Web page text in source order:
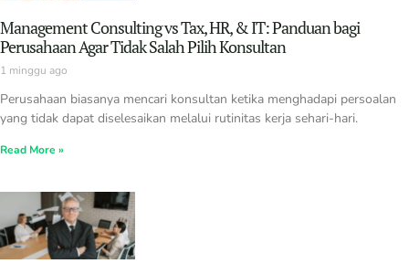
Management Consulting vs Tax, HR, & IT: Panduan bagi
Perusahaan Agar Tidak Salah Pilih Konsultan
1 minggu ago
Perusahaan biasanya mencari konsultan ketika menghadapi persoalan
yang tidak dapat diselesaikan melalui rutinitas kerja sehari-hari.
Read More »